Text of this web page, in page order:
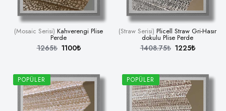
(Mosaic Serisi) Kahverengi Plise
Perde
1265₺ 1100₺
(Straw Serisi) Plicell Straw Gri-Hasır
dokulu Plise Perde
1408.75₺ 1225₺
POPÜLER POPÜLER